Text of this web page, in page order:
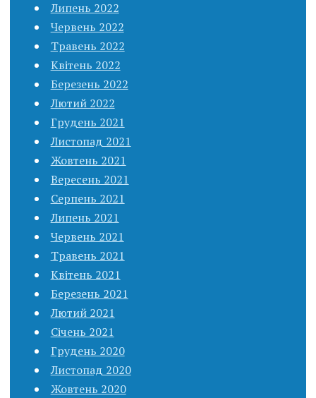
Липень 2022
Червень 2022
Травень 2022
Квітень 2022
Березень 2022
Лютий 2022
Грудень 2021
Листопад 2021
Жовтень 2021
Вересень 2021
Серпень 2021
Липень 2021
Червень 2021
Травень 2021
Квітень 2021
Березень 2021
Лютий 2021
Січень 2021
Грудень 2020
Листопад 2020
Жовтень 2020